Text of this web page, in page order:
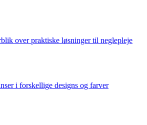
over praktiske løsninger til neglepleje
i forskellige designs og farver